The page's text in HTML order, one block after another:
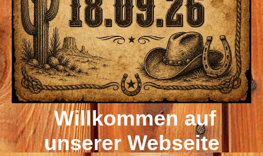
Willkommen auf
unserer Webseite